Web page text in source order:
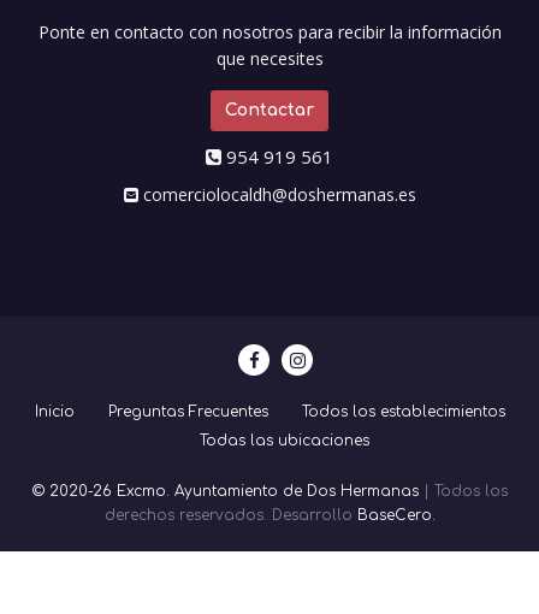
Ponte en contacto con nosotros para recibir la información
que necesites
Contactar
954 919 561
comerciolocaldh@doshermanas.es
Inicio Preguntas Frecuentes
Todos los establecimientos
Todas las ubicaciones
© 2020-26 Excmo. Ayuntamiento de Dos Hermanas| Todos los
derechos reservados. Desarrollo BaseCero.